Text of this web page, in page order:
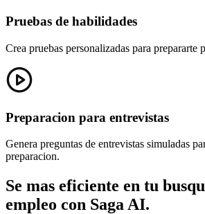
Pruebas de habilidades
Crea pruebas personalizadas para prepararte
Preparacion para entrevistas
Genera preguntas de entrevistas simuladas
preparacion.
Se mas eficiente en tu
empleo con Saga AI.